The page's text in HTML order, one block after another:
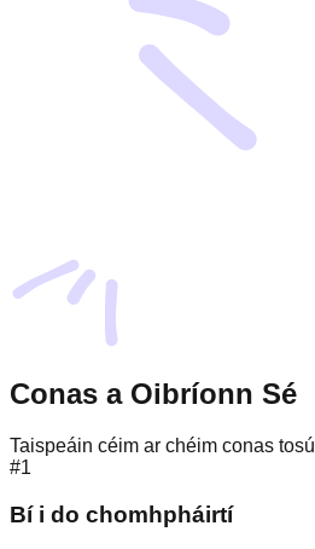
Conas a Oibríonn Sé
Taispeáin céim ar chéim conas tosú
#1
Bí i do chomhpháirtí